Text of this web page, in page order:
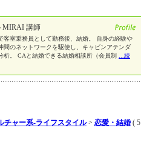
MIRAI 講師
客室乗務員として勤務後、結婚。 自身の経験や
間のネットワークを駆使し、キャビンアテンダ
析。 CAと結婚できる結婚相談所（会員制
...続
チャー系-ライフスタイル> 恋愛・結婚 (